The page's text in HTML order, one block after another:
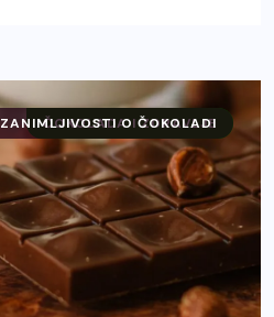
ČOKOLADA I ZDRAVLJE
ZANIMLJIVOSTI O ČOKOLADI